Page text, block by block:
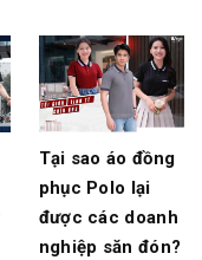
Tại sao áo đồng
phục Polo lại
được các doanh
nghiệp săn đón?